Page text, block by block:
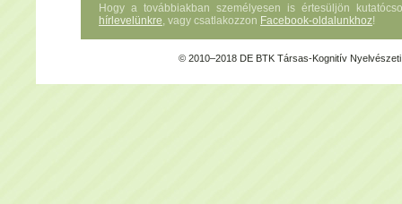
Hogy a továbbiakban személyesen is értesüljön
hírlevelünkre, vagy csatlakozzon Facebook-oldalunkhoz!
© 2010–2018 DE BTK Társas-Kognitív